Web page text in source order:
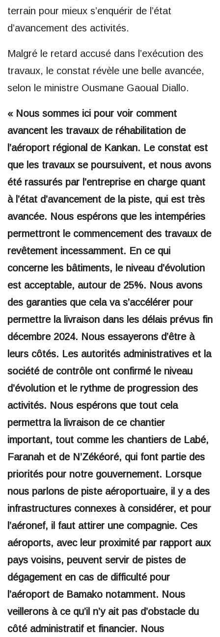
terrain pour mieux s’enquérir de l’état
d’avancement des activités.
Malgré le retard accusé dans l’exécution des
travaux, le constat révèle une belle avancée,
selon le ministre Ousmane Gaoual Diallo.
« Nous sommes ici pour voir comment
avancent les travaux de réhabilitation de
l’aéroport régional de Kankan. Le constat est
que les travaux se poursuivent, et nous avons
été rassurés par l’entreprise en charge quant
à l’état d’avancement de la piste, qui est très
avancée. Nous espérons que les intempéries
permettront le commencement des travaux de
revêtement incessamment. En ce qui
concerne les bâtiments, le niveau d’évolution
est acceptable, autour de 25%. Nous avons
des garanties que cela va s’accélérer pour
permettre la livraison dans les délais prévus fin
décembre 2024. Nous essayerons d’être à
leurs côtés. Les autorités administratives et la
société de contrôle ont confirmé le niveau
d’évolution et le rythme de progression des
activités. Nous espérons que tout cela
permettra la livraison de ce chantier
important, tout comme les chantiers de Labé,
Faranah et de N’Zékéoré, qui font partie des
priorités pour notre gouvernement. Lorsque
nous parlons de piste aéroportuaire, il y a des
infrastructures connexes à considérer, et pour
l’aéronef, il faut attirer une compagnie. Ces
aéroports, avec leur proximité par rapport aux
pays voisins, peuvent servir de pistes de
dégagement en cas de difficulté pour
l’aéroport de Bamako notamment. Nous
veillerons à ce qu’il n’y ait pas d’obstacle du
côté administratif et financier. Nous